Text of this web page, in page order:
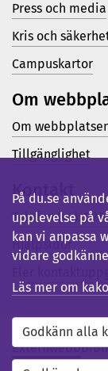
Press och media
Kris och
Campuskartor
Om
Om
Tillgänglighet
Kontakt
Telefon (vx):
Hjälpsidor
Externwebb
Studentwebb
På du.se
upplevelse på
kan vi anpassa
vidare
Läs mer om
Godkänn alla